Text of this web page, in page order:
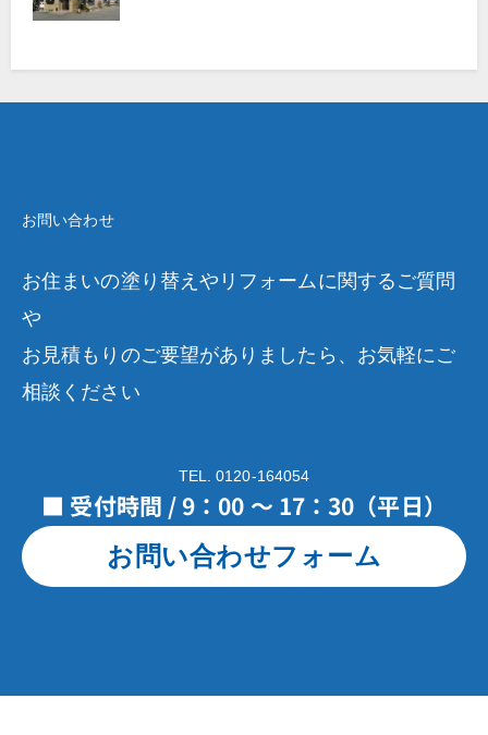
お問い合わせ
お住まいの塗り替えやリフォームに関するご質問
や
お見積もりのご要望がありましたら、お気軽にご
相談ください
TEL. 0120-164054
■ 受付時間 / 9：00 ～ 17：30（平日）
お問い合わせフォーム